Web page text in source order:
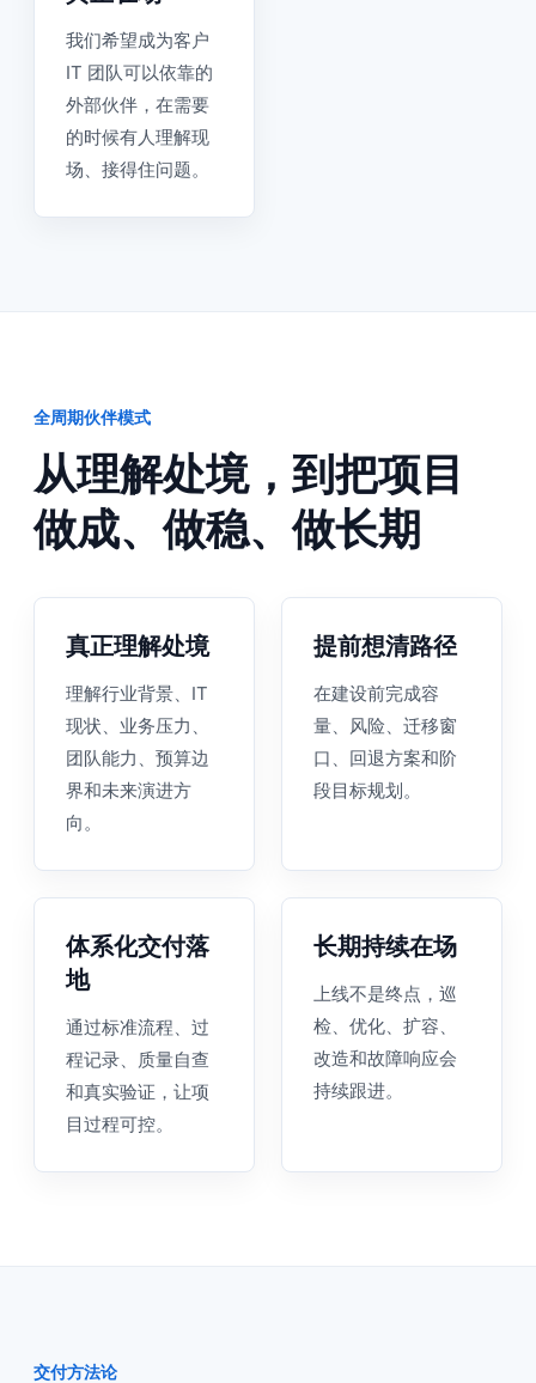
我们希望成为客户
IT 团队可以依靠的
外部伙伴，在需要
的时候有人理解现
场、接得住问题。
全周期伙伴模式
从理解处境，到把项目
做成、做稳、做长期
真正理解处境
理解行业背景、IT
现状、业务压力、
团队能力、预算边
界和未来演进方
向。
提前想清路径
在建设前完成容
量、风险、迁移窗
口、回退方案和阶
段目标规划。
体系化交付落
地
通过标准流程、过
程记录、质量自查
和真实验证，让项
目过程可控。
长期持续在场
上线不是终点，巡
检、优化、扩容、
改造和故障响应会
持续跟进。
交付方法论